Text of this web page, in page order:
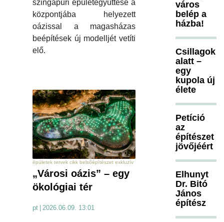
szingapúri épületegyüttese a
központjába helyezett
oázissal a magasházas
beépítések új modelljét vetíti
elő.
épületek tervek cikk belsőépítészet exkluzív
„Városi oázis” – egy
ökológiai tér
pt | 2026.06.09. 13:01
város
belép a
házba!
Csillagok
alatt –
egy
kupola új
élete
Petíció
az
építészet
jövőjéért
Elhunyt
Dr. Bitó
János
építész